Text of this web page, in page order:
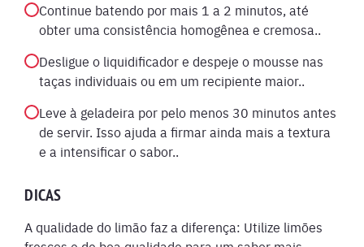
Continue batendo por mais 1 a 2 minutos, até
obter uma consistência homogênea e cremosa..
Desligue o liquidificador e despeje o mousse nas
taças individuais ou em um recipiente maior..
Leve à geladeira por pelo menos 30 minutos antes
de servir. Isso ajuda a firmar ainda mais a textura
e a intensificar o sabor..
DICAS
A qualidade do limão faz a diferença: Utilize limões